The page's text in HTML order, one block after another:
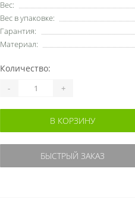
Вес:
Вес в упаковке:
Гарантия:
Материал:
Количество:
- +
В КОРЗИНУ
БЫСТРЫЙ ЗАКАЗ